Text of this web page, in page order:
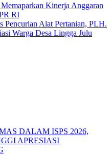
Kinerja Anggaran
RI
Pencurian Alat Pertanian, PLH.
Warga Desa Lingga Julu
DALAM ISPS 2026,
APRESIASI